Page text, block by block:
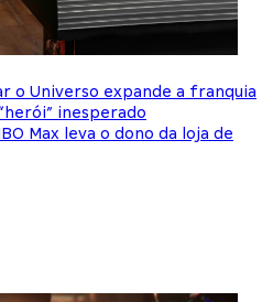
o Universo expande a franquia
inesperado
Max leva o dono da loja de